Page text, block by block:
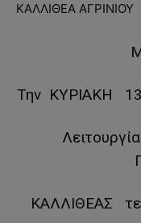
ΚΑΛΛΙΘΕΑ ΑΓΡΙΝΙΟΥ
Την ΚΥΡΙΑΚΗ 13
ΚΑΛΛΙΘΕΑΣ